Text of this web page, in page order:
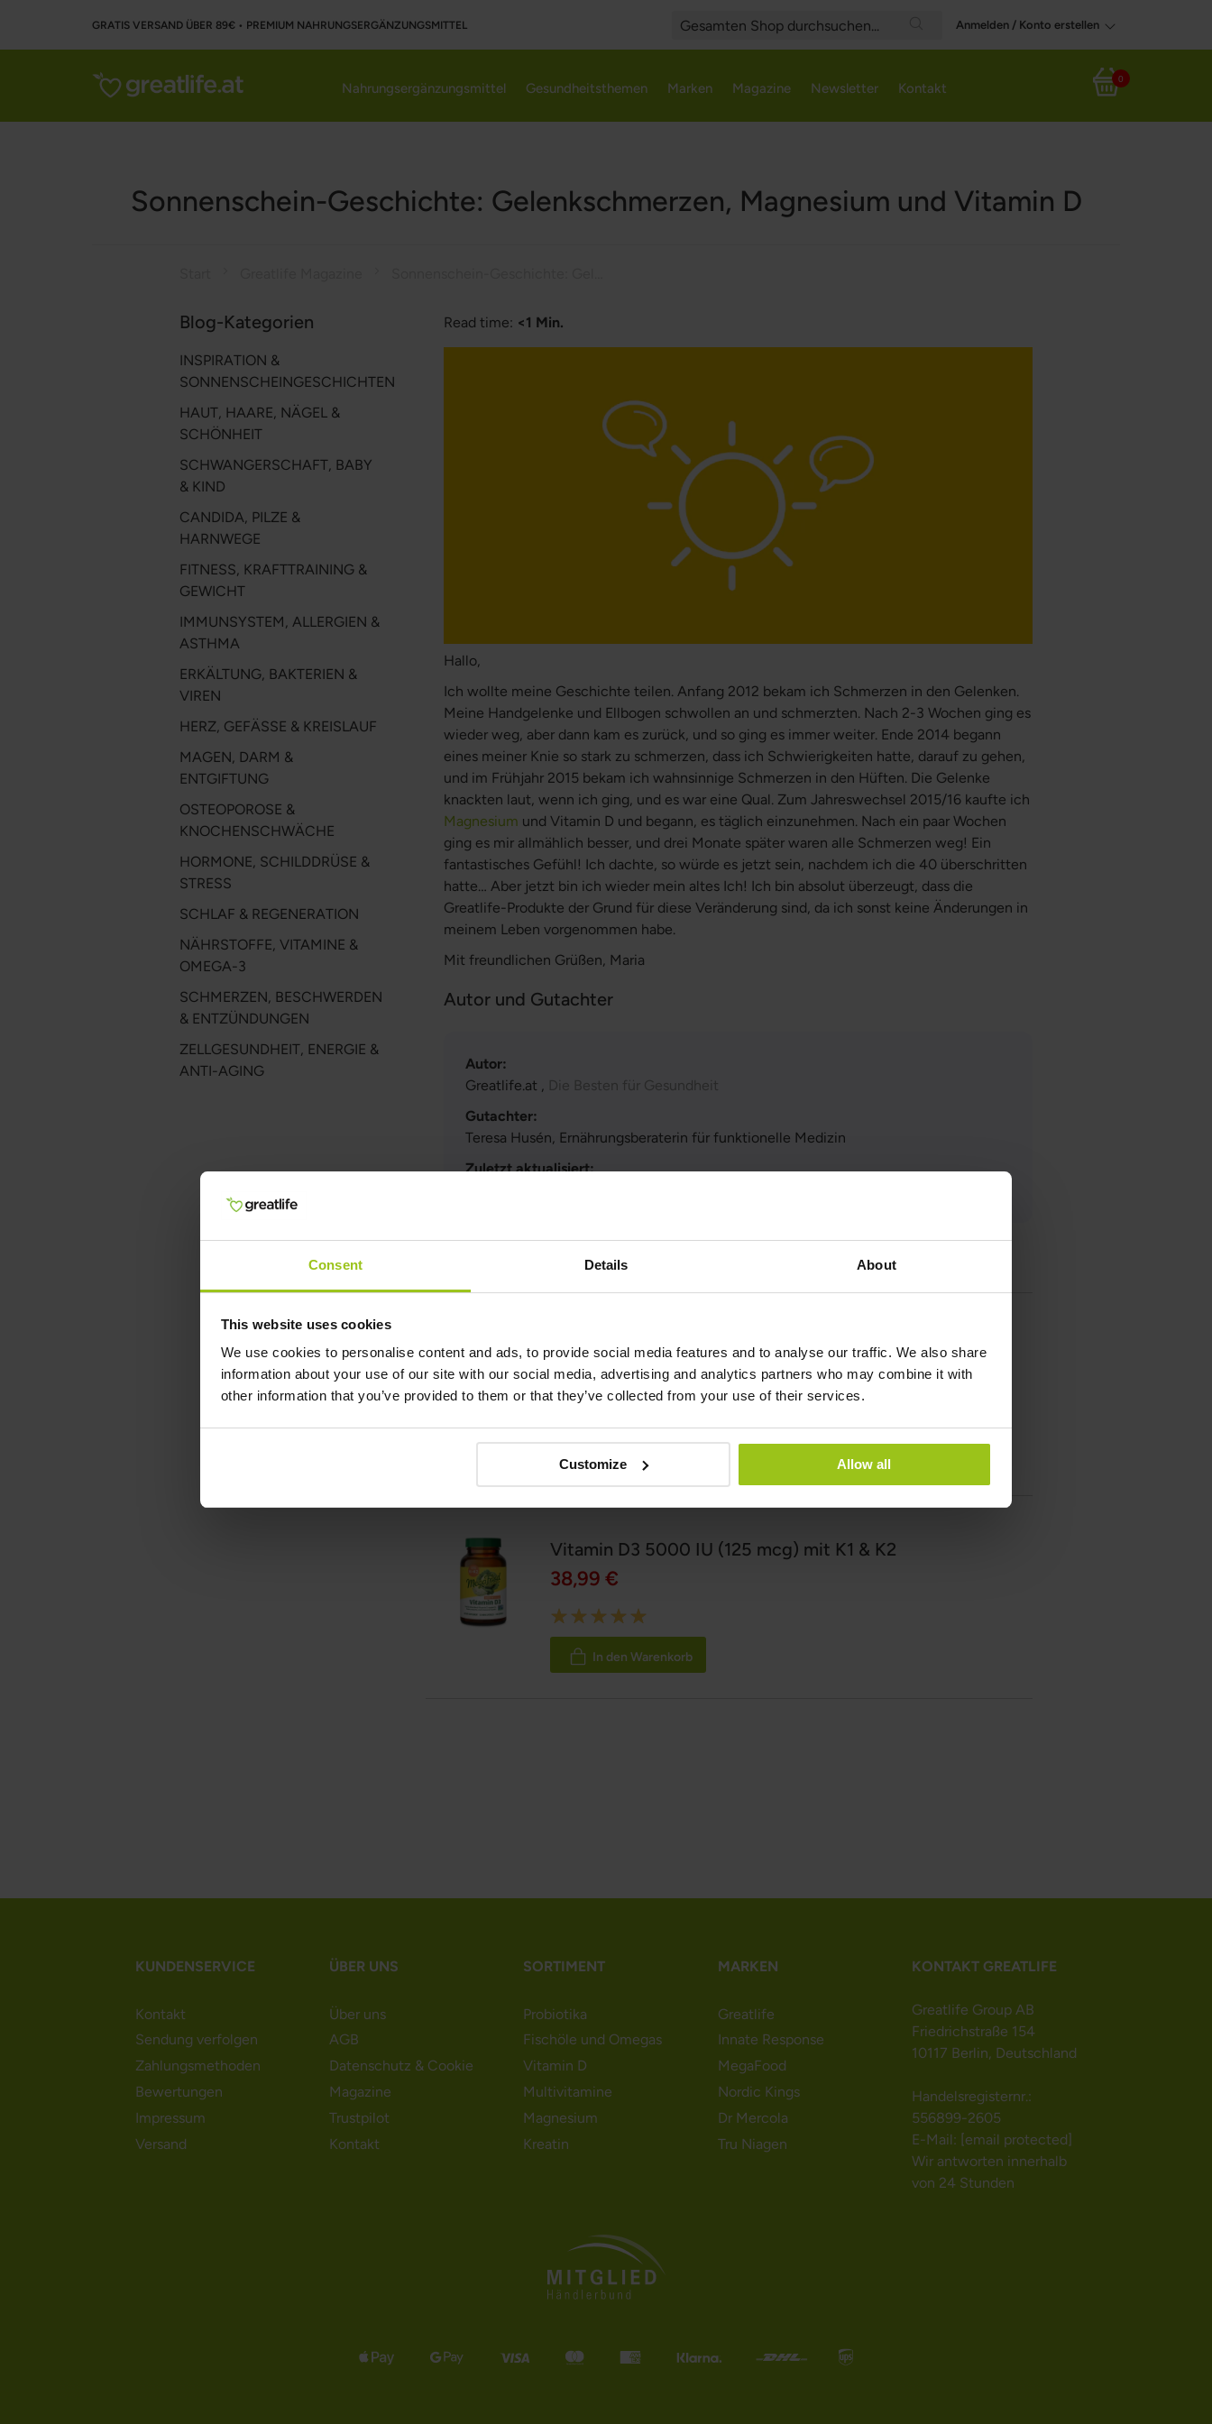
Consent Details About
This website uses cookies
We use cookies to personalise content and ads, to provide social media features and to analyse our traffic. We also share
information about your use of our site with our social media, advertising and analytics partners who may combine it with
other information that you’ve provided to them or that they’ve collected from your use of their services.
Customize Allow all
GRATIS VERSAND ÜBER 89€ • PREMIUM NAHRUNGSERGÄNZUNGSMITTEL
Search
Anmelden / Konto erstellen
Mein Warenkorb
0
Nahrungsergänzungsmittel Gesundheitsthemen Marken Magazine Newsletter Kontakt
Sonnenschein-Geschichte: Gelenkschmerzen, Magnesium und Vitamin D
Read time: <1 Min.
Hallo,
Ich wollte meine Geschichte teilen. Anfang 2012 bekam ich Schmerzen in den Gelenken.
Meine Handgelenke und Ellbogen schwollen an und schmerzten. Nach 2-3 Wochen ging es
wieder weg, aber dann kam es zurück, und so ging es immer weiter. Ende 2014 begann
eines meiner Knie so stark zu schmerzen, dass ich Schwierigkeiten hatte, darauf zu gehen,
und im Frühjahr 2015 bekam ich wahnsinnige Schmerzen in den Hüften. Die Gelenke
knackten laut, wenn ich ging, und es war eine Qual. Zum Jahreswechsel 2015/16 kaufte ich
Magnesium und Vitamin D und begann, es täglich einzunehmen. Nach ein paar Wochen
ging es mir allmählich besser, und drei Monate später waren alle Schmerzen weg! Ein
fantastisches Gefühl! Ich dachte, so würde es jetzt sein, nachdem ich die 40 überschritten
hatte… Aber jetzt bin ich wieder mein altes Ich! Ich bin absolut überzeugt, dass die
Greatlife-Produkte der Grund für diese Veränderung sind, da ich sonst keine Änderungen in
meinem Leben vorgenommen habe.
Mit freundlichen Grüßen, Maria
Autor und Gutachter
Autor:
Greatlife.at , Die Besten für Gesundheit
Gutachter:
Teresa Husén, Ernährungsberaterin für funktionelle Medizin
Zuletzt aktualisiert:
Ähnliche Produkte
Magnesium M4
36,99 €
42,99 €
100%
Vitamin D3 5000 IU (125 mcg) mit K1 & K2
38,99 €
Rating:
100%
In den Warenkorb
Blog-Kategorien
INSPIRATION &
SONNENSCHEINGESCHICHTEN
HAUT, HAARE, NÄGEL &
SCHÖNHEIT
SCHWANGERSCHAFT, BABY
& KIND
CANDIDA, PILZE &
HARNWEGE
FITNESS, KRAFTTRAINING &
GEWICHT
IMMUNSYSTEM, ALLERGIEN &
ASTHMA
ERKÄLTUNG, BAKTERIEN &
VIREN
HERZ, GEFÄSSE & KREISLAUF
MAGEN, DARM &
ENTGIFTUNG
OSTEOPOROSE &
KNOCHENSCHWÄCHE
HORMONE, SCHILDDRÜSE &
STRESS
SCHLAF & REGENERATION
NÄHRSTOFFE, VITAMINE &
OMEGA-3
SCHMERZEN, BESCHWERDEN
& ENTZÜNDUNGEN
ZELLGESUNDHEIT, ENERGIE &
ANTI-AGING
KUNDENSERVICE
Kontakt
Sendung verfolgen
Zahlungsmethoden
Bewertungen
Impressum
Versand
ÜBER UNS
Über uns
AGB
Datenschutz & Cookie
Magazine
Trustpilot
Kontakt
SORTIMENT
Probiotika
Fischöle und Omegas
Vitamin D
Multivitamine
Magnesium
Kreatin
MARKEN
Greatlife
Innate Response
MegaFood
Nordic Kings
Dr Mercola
Tru Niagen
KONTAKT GREATLIFE
Greatlife Group AB
Friedrichstraße 154
10117 Berlin, Deutschland
Handelsregisternr.:
556899-2605
E-Mail: [email protected]
Wir antworten innerhalb
von 24 Stunden